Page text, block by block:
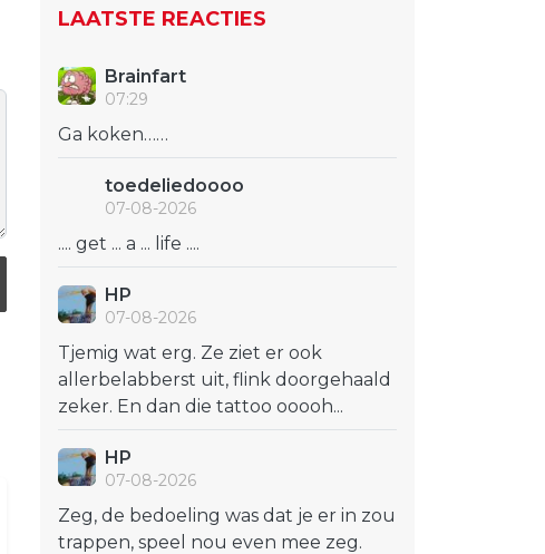
LAATSTE REACTIES
Brainfart
07:29
Ga koken……
toedeliedoooo
07-08-2026
.... get ... a ... life ....
HP
07-08-2026
Tjemig wat erg. Ze ziet er ook
allerbelabberst uit, flink doorgehaald
zeker. En dan die tattoo ooooh...
HP
07-08-2026
Zeg, de bedoeling was dat je er in zou
trappen, speel nou even mee zeg.